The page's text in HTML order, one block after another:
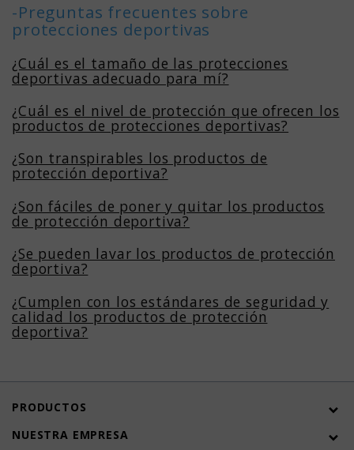
-Preguntas frecuentes sobre
protecciones deportivas
¿Cuál es el tamaño de las protecciones
deportivas adecuado para mí?
¿Cuál es el nivel de protección que ofrecen los
productos de protecciones deportivas?
¿Son transpirables los productos de
protección deportiva?
¿Son fáciles de poner y quitar los productos
de protección deportiva?
¿Se pueden lavar los productos de protección
deportiva?
¿Cumplen con los estándares de seguridad y
calidad los productos de protección
deportiva?
PRODUCTOS
NUESTRA EMPRESA